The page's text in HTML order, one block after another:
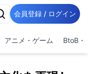
会員登録 / ログイン
アニメ・ゲーム BtoB・